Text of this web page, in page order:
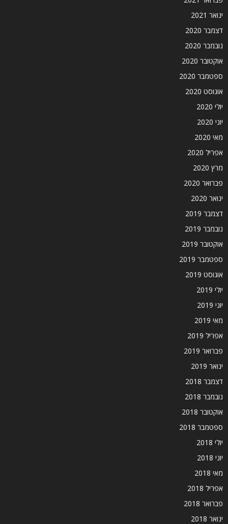
ינואר 2021
דצמבר 2020
נובמבר 2020
אוקטובר 2020
ספטמבר 2020
אוגוסט 2020
יולי 2020
יוני 2020
מאי 2020
אפריל 2020
מרץ 2020
פברואר 2020
ינואר 2020
דצמבר 2019
נובמבר 2019
אוקטובר 2019
ספטמבר 2019
אוגוסט 2019
יולי 2019
יוני 2019
מאי 2019
אפריל 2019
פברואר 2019
ינואר 2019
דצמבר 2018
נובמבר 2018
אוקטובר 2018
ספטמבר 2018
יולי 2018
יוני 2018
מאי 2018
אפריל 2018
פברואר 2018
ינואר 2018